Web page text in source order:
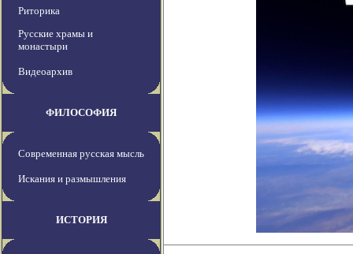
Риторика
Русские храмы и
монастыри
Видеоархив
ФИЛОСОФИЯ
Современная русская мысль
Искания и размышления
ИСТОРИЯ